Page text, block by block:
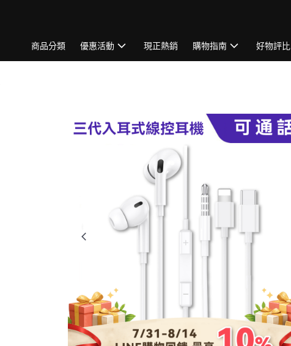
商品分類 優惠活動 現正熱銷 購物指南 好物評比